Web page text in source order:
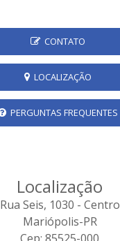
CONTATO
LOCALIZAÇÃO
PERGUNTAS FREQUENTES
Localização
Rua Seis, 1030 - Centro
Mariópolis-PR
Cep: 85525-000